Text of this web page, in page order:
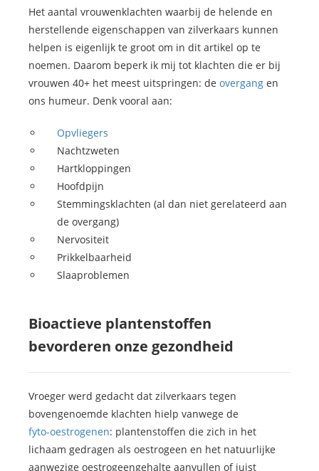
Het aantal vrouwenklachten waarbij de helende en
herstellende eigenschappen van zilverkaars kunnen
helpen is eigenlijk te groot om in dit artikel op te
noemen. Daarom beperk ik mij tot klachten die er bij
vrouwen 40+ het meest uitspringen: de overgang en
ons humeur. Denk vooral aan:
Opvliegers
Nachtzweten
Hartkloppingen
Hoofdpijn
Stemmingsklachten (al dan niet gerelateerd aan
de overgang)
Nervositeit
Prikkelbaarheid
Slaaproblemen
Bioactieve plantenstoffen
bevorderen onze gezondheid
Vroeger werd gedacht dat zilverkaars tegen
bovengenoemde klachten hielp vanwege de
fyto-oestrogenen: plantenstoffen die zich in het
lichaam gedragen als oestrogeen en het natuurlijke
aanwezige oestrogeengehalte aanvullen of juist